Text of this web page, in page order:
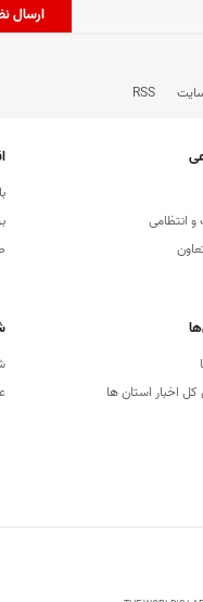
RSS
انتظامی
کل اخبار استان ها